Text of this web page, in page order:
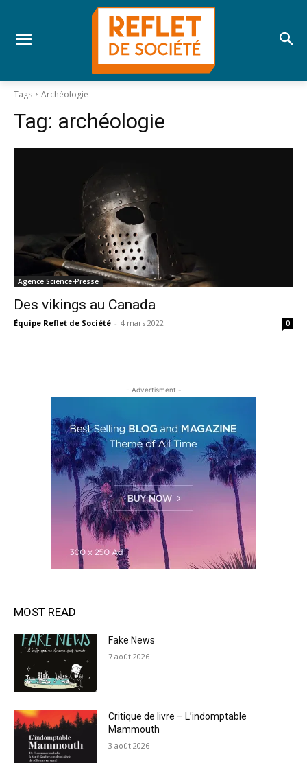
Tags Archéologie
Tag: archéologie
Agence Science-Presse
Des vikings au Canada
Équipe Reflet de Société - 4 mars 2022 0
- Advertisment -
MOST READ
Fake News
7 août 2026
Critique de livre – L’indomptable
Mammouth
3 août 2026